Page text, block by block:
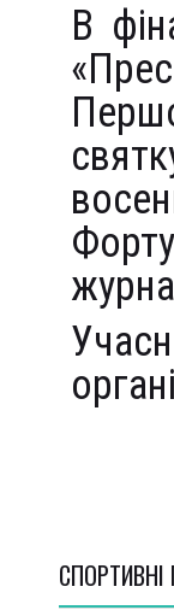
В
СПОРТИВНI